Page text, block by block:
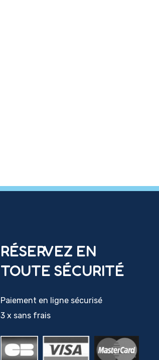
RÉSERVEZ EN
TOUTE SÉCURITÉ
Paiement en ligne sécurisé
3 x sans frais